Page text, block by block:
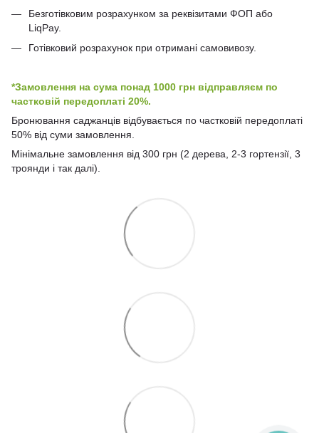
Безготівковим розрахунком за реквізитами ФОП або
LiqPay.
Готівковий розрахунок при отримані самовивозу.
*Замовлення на сума понад 1000 грн відправляєм по
частковій передоплаті 20%.
Бронювання саджанців відбувається по частковій передоплаті
50% від суми замовлення.
Мінімальне замовлення від 300 грн (2 дерева, 2-3 гортензії, 3
троянди і так далі).